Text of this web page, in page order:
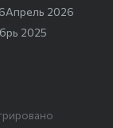
Апрель 2026
2025